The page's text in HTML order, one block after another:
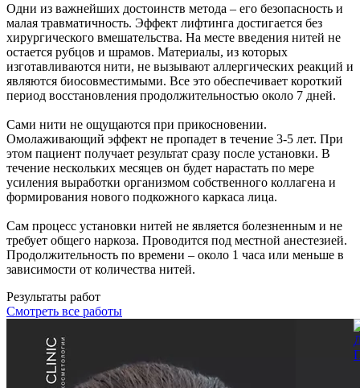
Одни из важнейших достоинств метода – его безопасность и
малая травматичность. Эффект лифтинга достигается без
хирургического вмешательства. На месте введения нитей не
остается рубцов и шрамов. Материалы, из которых
изготавливаются нити, не вызывают аллергических реакций и
являются биосовместимыми. Все это обеспечивает короткий
период восстановления продолжительностью около 7 дней.
Сами нити не ощущаются при прикосновении.
Омолаживающий эффект не пропадет в течение 3-5 лет. При
этом пациент получает результат сразу после установки. В
течение нескольких месяцев он будет нарастать по мере
усиления выработки организмом собственного коллагена и
формирования нового подкожного каркаса лица.
Сам процесс установки нитей не является болезненным и не
требует общего наркоза. Проводится под местной анестезией.
Продолжительность по времени – около 1 часа или меньше в
зависимости от количества нитей.
Результаты работ
Смотреть все работы